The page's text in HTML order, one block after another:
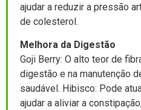
ajudar a reduzir a pressão
de colesterol.
Melhora da Digestão
Goji Berry: O alto teor de
digestão e na manutenção
saudável. Hibisco: Pode
ajudar a aliviar a